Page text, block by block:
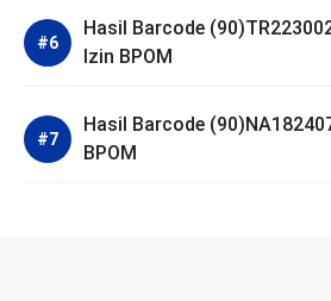
Hasil Barcode
Izin BPOM
Hasil Barcode
BPOM